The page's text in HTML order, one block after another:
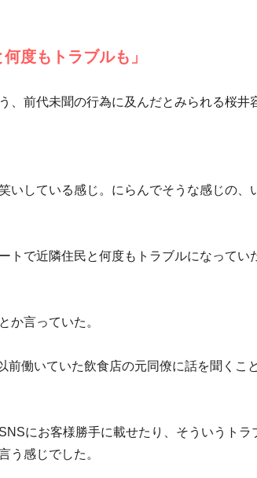
度もトラブルも」
、前代未聞の行為に及んだとみられる桜井
いしている感じ。にらんでそうな感じの、
トで近隣住民と何度もトラブルになってい
か言っていた。
働いていた飲食店の元同僚に話を聞くこ
にお客様勝手に載せたり、そういうトラ
う感じでした。